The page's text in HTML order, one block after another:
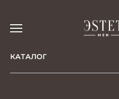
КАТАЛОГ